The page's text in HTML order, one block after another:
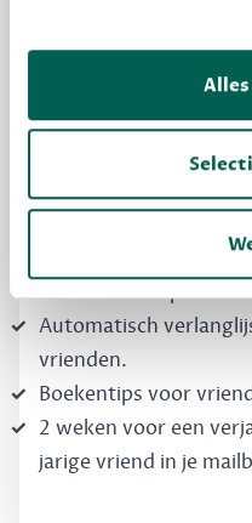
Krijg boekentips,
Boekentips, speciaal
direct kunt kopen
Automatisch
vrienden.
Boekentips voor
2 weken voor een
jarige vriend in je